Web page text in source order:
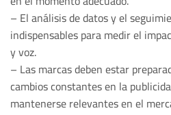
– El análisis de datos y el
indispensables para medir el
y voz.
– Las marcas deben estar
cambios constantes en la
mantenerse relevantes en el